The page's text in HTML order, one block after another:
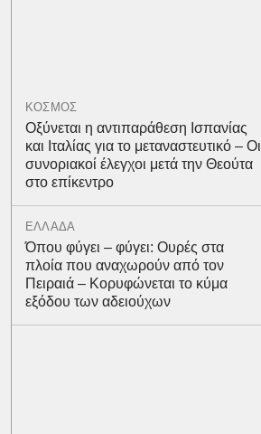
ΚΟΣΜΟΣ
Οξύνεται η αντιπαράθεση Ισπανίας
και Ιταλίας για το μεταναστευτικό – Οι
συνοριακοί έλεγχοι μετά την Θεούτα
στο επίκεντρο
ΕΛΛΑΔΑ
Όπου φύγει – φύγει: Ουρές στα
πλοία που αναχωρούν από τον
Πειραιά – Κορυφώνεται το κύμα
εξόδου των αδειούχων